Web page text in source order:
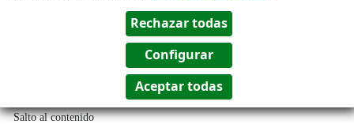
Salto al contenido